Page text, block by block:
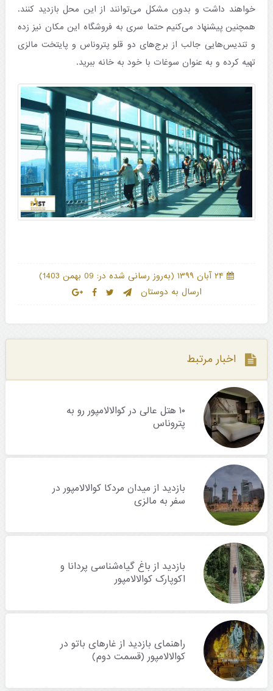
خواهند داشت و بدون مشکل می‌توانند از این محل بازدید کنند.
همچنین پیشنهاد می‌کنیم حتما سری به فروشگاه این مکان نیز زده
و تندیس‌هایی جالب از برج‌های دو قلو پتروناس و پایتخت مالزی
تهیه کرده و به عنوان سوغات با خود به خانه ببرید.
۲۴ آبان ۱۳۹۹ (به‌روز رسانی شده در: 09 بهمن 1403
)
ارسال به دوستان
اخبار مرتبط
۱۰ هتل عالی در کوالالامپور رو به
پتروناس
بازدید از میدان مردکا کوالالامپور در
سفر به مالزی
بازدید از باغ‌ گیاه‌شناسی پردانا و
اکوپارک کوالالامپور
راهنمای بازدید از غارهای باتو در
کوالالامپور (قسمت دوم)